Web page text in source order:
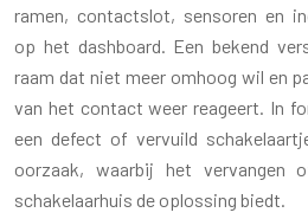
ramen, contactslot, sensoren en
op het dashboard. Een bekend
raam dat niet meer omhoog wil en
van het contact weer reageert. In
een defect of vervuild
oorzaak, waarbij het vervangen
schakelaarhuis de oplossing biedt.